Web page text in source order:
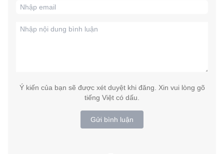
Ý kiến của bạn sẽ được xét duyệt khi đăng. Xin vui lòng gõ
tiếng Việt có dấu.
Gửi bình luận